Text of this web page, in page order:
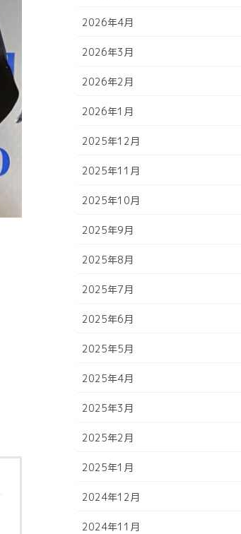
2026年4月
2026年3月
2026年2月
2026年1月
2025年12月
2025年11月
2025年10月
2025年9月
2025年8月
2025年7月
2025年6月
2025年5月
2025年4月
2025年3月
2025年2月
2025年1月
2024年12月
2024年11月